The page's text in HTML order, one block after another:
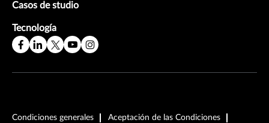
Casos de studio
Tecnología
Condiciones generales
Aceptación de las Condiciones